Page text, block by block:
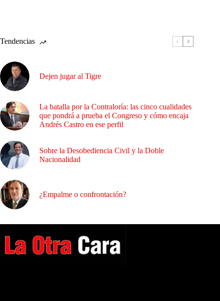
Tendencias
Dejen jugar al Tigre
La batalla por la Contraloría: las cinco cualidades
que pondrá a prueba el Congreso y cómo encaja
Andrés Castro en ese perfil
Sobre la Desobediencia Civil y la Doble
Nacionalidad
¿Empalme o confrontación?